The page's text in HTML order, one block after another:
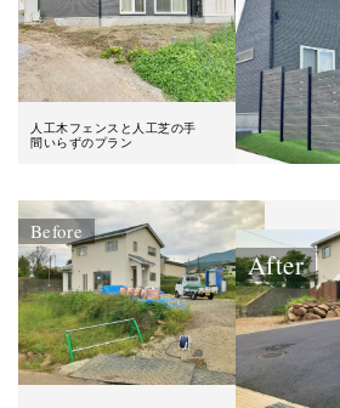
人工木フェンスと人工芝の手
間いらずのプラン
Before
After